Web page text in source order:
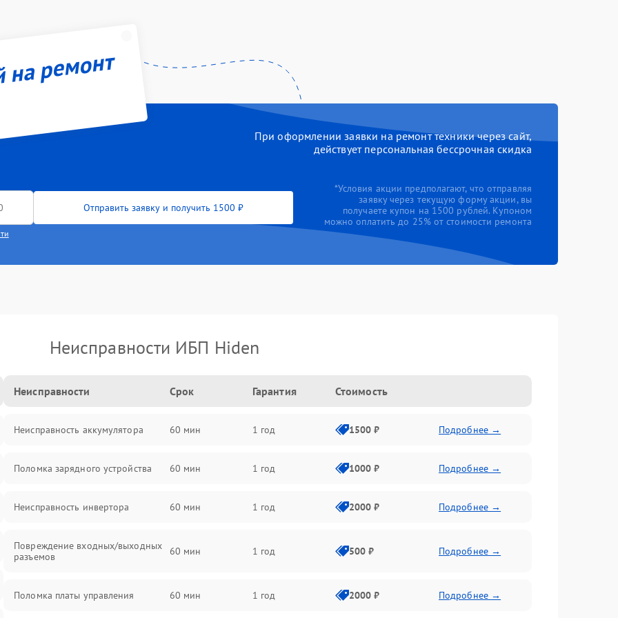
ремонт
При оформлении заявки на ремонт техники через сайт,
действует персональная бессрочная скидка
Отправить заявку и получить 1500 ₽
*Условия акции предполагают, что отправляя
заявку через текущую форму акции, вы
получаете купон на 1500 рублей. Купоном
можно оплатить до 25% от стоимости ремонта
Неисправности ИБП Hiden
Неисправности Срок Гарантия Стоимость
Неисправность аккумулятора 60 мин 1 год 1500 ₽ Подробнее →
Поломка зарядного устройства 60 мин 1 год 1000 ₽ Подробнее →
Неисправность инвертора 60 мин 1 год 2000 ₽ Подробнее →
Повреждение входных/выходных
разъемов
60 мин 1 год 500 ₽ Подробнее →
Поломка платы управления 60 мин 1 год 2000 ₽ Подробнее →